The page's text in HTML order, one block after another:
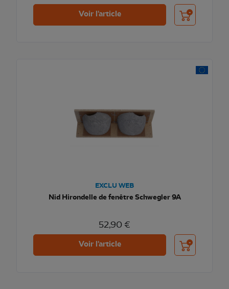
Voir l'article Ajouter au
EXCLU WEB
Nid Hirondelle de fenêtre Schwegler 9A
52,90 €
Voir l'article Ajouter au